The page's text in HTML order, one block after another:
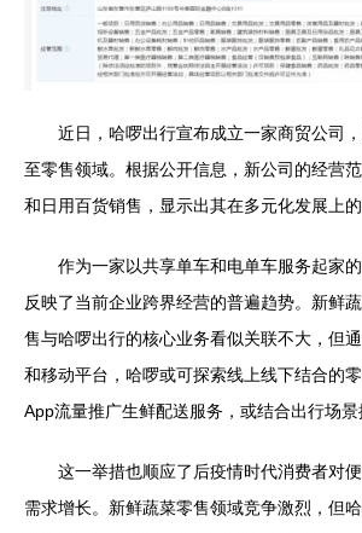
近日，哈啰出行宣布成立一家商贸公司
至零售领域。根据公开信息，新公司的经营
和日用百货销售，显示出其在多元化发展上的
作为一家以共享单车和电单车服务起家
反映了当前企业跨界经营的普遍趋势。新鲜
售与哈啰出行的核心业务看似关联不大，但
和移动平台，哈啰或可探索线上线下结合的
App流量推广生鲜配送服务，或结合出行场景
这一举措也顺应了后疫情时代消费者对
需求增长。新鲜蔬菜零售领域竞争激烈，但